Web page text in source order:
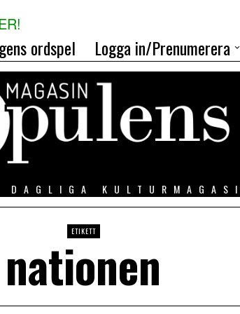
ordspel Logga in/Prenumerera
DAGLIGA
ETIKETT
nationen